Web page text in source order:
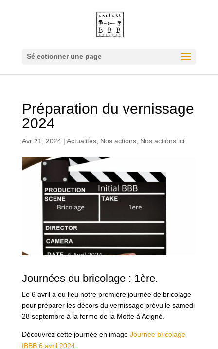
Sélectionner une page
Préparation du vernissage
2024
Avr 21, 2024| Actualités, Nos actions, Nos actions ici
Journées du bricolage : 1ère.
Le 6 avril a eu lieu notre première journée de bricolage
pour préparer les décors du vernissage prévu le samedi
28 septembre à la ferme de la Motte à Acigné.
Découvrez cette journée en image Journee bricolage
IBBB 6 avril 2024